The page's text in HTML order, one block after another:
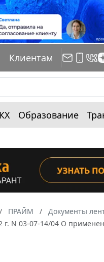
Клиентам
Образование
ПРАЙМ Документы
N 03-07-14/04 О